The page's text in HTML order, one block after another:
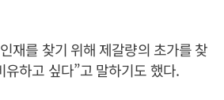
재를 찾기 위해 제갈량의 초가를 찾
유하고 싶다”고 말하기도 했다.